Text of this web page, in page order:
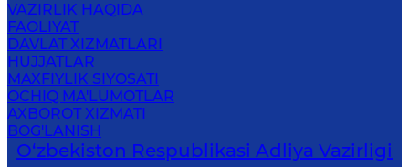
VAZIRLIK HAQIDA
FAOLIYAT
DAVLAT XIZMATLARI
HUJJATLAR
MAXFIYLIK SIYOSATI
OCHIQ MA'LUMOTLAR
AXBOROT XIZMATI
BOG'LANISH
O‘zbekiston Respublikasi Adliya Vazirligi